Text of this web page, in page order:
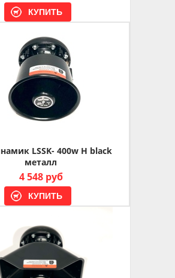
LSSK- 400w Н black
металл
4 548 руб